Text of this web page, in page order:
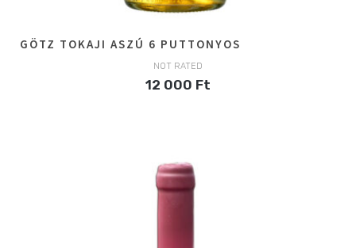
GÖTZ TOKAJI ASZÚ 6 PUTTONYOS
NOT RATED
12 000 Ft